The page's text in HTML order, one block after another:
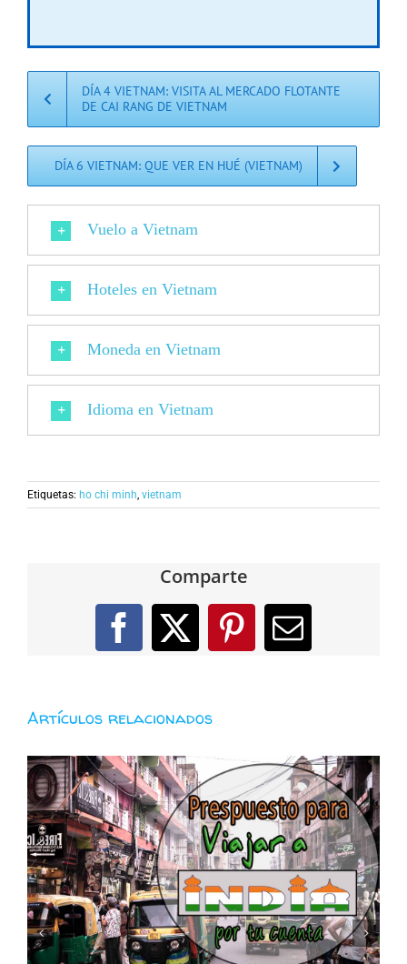
DÍA 4 VIETNAM: VISITA AL MERCADO FLOTANTE
DE CAI RANG DE VIETNAM
DÍA 6 VIETNAM: QUE VER EN HUÉ (VIETNAM)
Vuelo a Vietnam
Hoteles en Vietnam
Moneda en Vietnam
Idioma en Vietnam
Etiquetas: ho chi minh vietnam
Comparte
Facebook
X PinterestCorreo
Artículos relacionados